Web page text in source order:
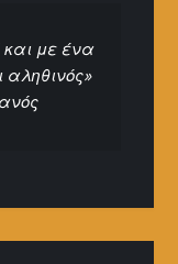
και με ένα
αληθινός»